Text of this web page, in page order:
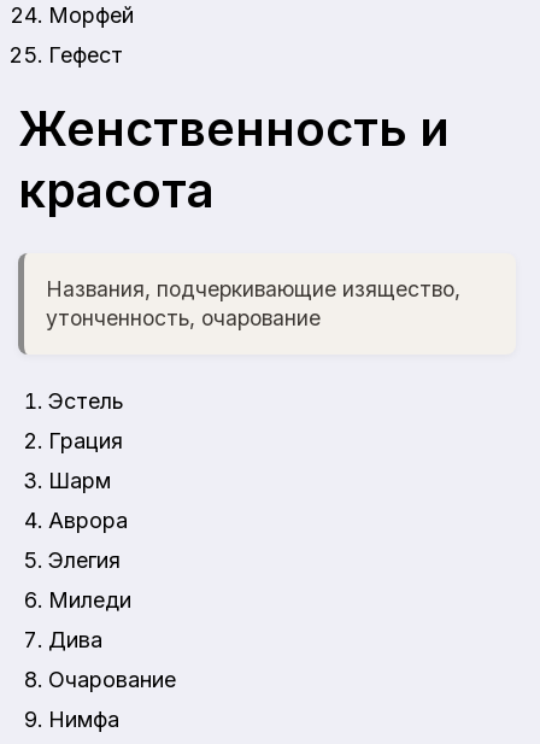
Морфей
Гефест
Женственность и
красота
Названия, подчеркивающие изящество,
утонченность, очарование
Эстель
Грация
Шарм
Аврора
Элегия
Миледи
Дива
Очарование
Нимфа